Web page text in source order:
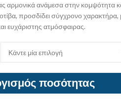
αρμονικά ανάμεσα στην κομψότητα
προσδίδει σύγχρονο
ευχάριστης ατμόσφαιρας.
ποσότητας